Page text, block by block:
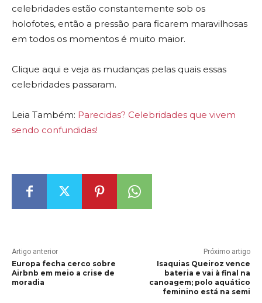
celebridades estão constantemente sob os
holofotes, então a pressão para ficarem maravilhosas
em todos os momentos é muito maior.
Clique aqui e veja as mudanças pelas quais essas
celebridades passaram.
Leia Também: Parecidas? Celebridades que vivem
sendo confundidas!
Artigo anterior
Europa fecha cerco sobre
Airbnb em meio a crise de
moradia
Próximo artigo
Isaquias Queiroz vence
bateria e vai à final na
canoagem; polo aquático
feminino está na semi